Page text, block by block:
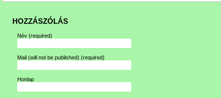
HOZZÁSZÓLÁS
Név (required)
Mail (will not be published) (required)
Honlap